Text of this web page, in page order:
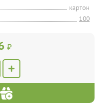
картон
100
₽